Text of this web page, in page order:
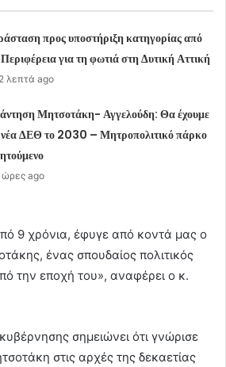
προς υποστήριξη κατηγορίας από
για τη φωτιά στη Δυτική Αττική
λεπτά ago
Μητσοτάκη- Αγγελούδη: Θα έχουμε
νέα ΔΕΘ το 2030 – Μητροπολιτικό πάρκο
ώρες ago
9 χρόνια, έφυγε από κοντά μας ο
ένας σπουδαίος πολιτικός
την εποχή του», αναφέρει ο κ.
σημειώνει ότι γνώρισε
στις αρχές της δεκαετίας